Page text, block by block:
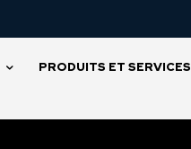
PRODUITS ET SERVICES